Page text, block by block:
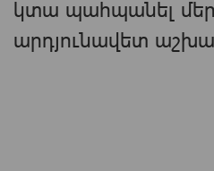
կտա պահպանել մեր
արդյունավետ